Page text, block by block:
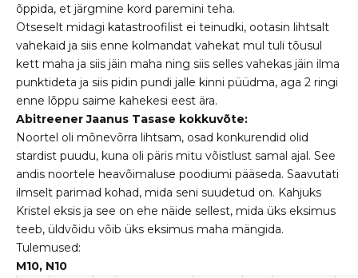
õppida, et järgmine kord paremini teha.
Otseselt midagi katastroofilist ei teinudki, ootasin lihtsalt
vahekaid ja siis enne kolmandat vahekat mul tuli tõusul
kett maha ja siis jäin maha ning siis selles vahekas jäin ilma
punktideta ja siis pidin pundi jalle kinni püüdma, aga 2 ringi
enne lõppu saime kahekesi eest ära.
Abitreener Jaanus Tasase kokkuvõte:
Noortel oli mõnevõrra lihtsam, osad konkurendid olid
stardist puudu, kuna oli päris mitu võistlust samal ajal. See
andis noortele heavõimaluse poodiumi pääseda. Saavutati
ilmselt parimad kohad, mida seni suudetud on. Kahjuks
Kristel eksis ja see on ehe näide sellest, mida üks eksimus
teeb, üldvõidu võib üks eksimus maha mängida.
Tulemused:
M10, N10